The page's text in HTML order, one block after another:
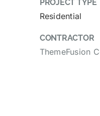
PROJECT TYPE
Residential
CONTRACTOR
ThemeFusion